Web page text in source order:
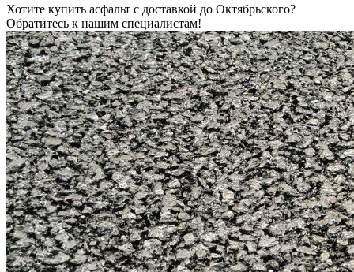
Хотите купить асфальт с доставкой до Октябрьского?
Обратитесь к нашим специалистам!